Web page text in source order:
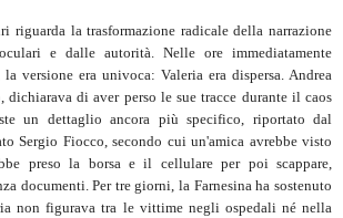
riguarda la trasformazione radicale della narrazione
e dalle autorità. Nelle ore immediatamente
la versione era univoca: Valeria era dispersa. Andrea
di aver perso le sue tracce durante il caos
un dettaglio ancora più specifico, riportato dal
Sergio Fiocco, secondo cui un'amica avrebbe visto
preso la borsa e il cellulare per poi scappare,
documenti. Per tre giorni, la Farnesina ha sostenuto
non figurava tra le vittime negli ospedali né nella